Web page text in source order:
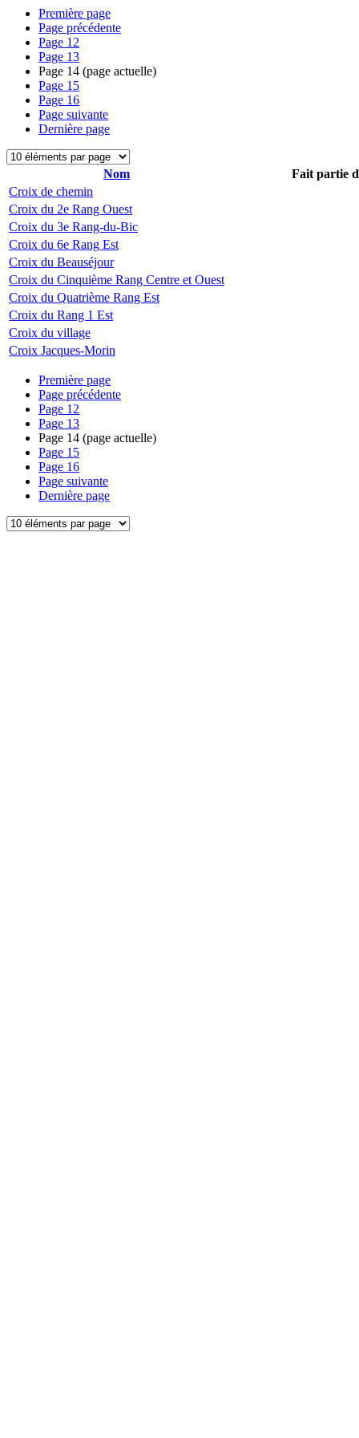
Première page
Page précédente
Page 12
Page 13
Page 14 (page actuelle)
Page 15
Page 16
Page suivante
Dernière page
Nom
Fait partie
Croix de chemin
Croix du 2e Rang Ouest
Croix du 3e Rang-du-Bic
Croix du 6e Rang Est
Croix du Beauséjour
Croix du Cinquième Rang Centre et Ouest
Croix du Quatrième Rang Est
Croix du Rang 1 Est
Croix du village
Croix Jacques-Morin
Première page
Page précédente
Page 12
Page 13
Page 14 (page actuelle)
Page 15
Page 16
Page suivante
Dernière page